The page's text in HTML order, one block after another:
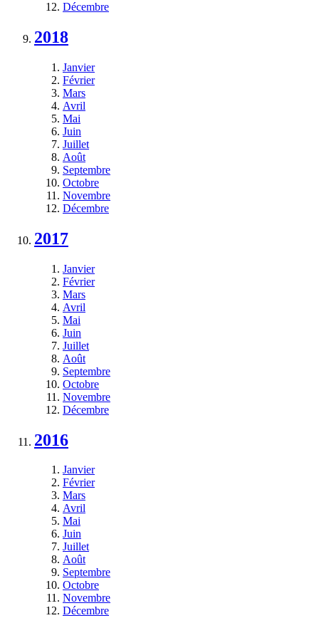
Décembre
2018
Janvier
Février
Mars
Avril
Mai
Juin
Juillet
Août
Septembre
Octobre
Novembre
Décembre
2017
Janvier
Février
Mars
Avril
Mai
Juin
Juillet
Août
Septembre
Octobre
Novembre
Décembre
2016
Janvier
Février
Mars
Avril
Mai
Juin
Juillet
Août
Septembre
Octobre
Novembre
Décembre